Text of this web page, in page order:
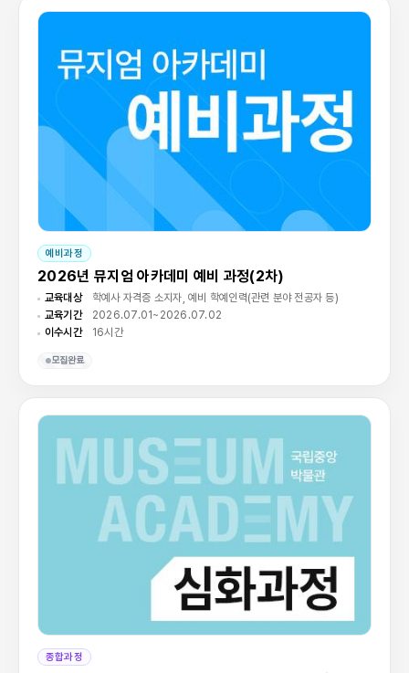
예비과정
2026년 뮤지엄 아카데미 예비 과정(2차)
교육대상
학예사 자격증 소지자, 예비 학예인력(관련 분야 전공자 등)
교육기간
2026.07.01~2026.07.02
이수시간
16시간
모집완료
종합과정